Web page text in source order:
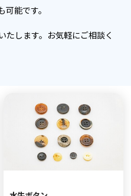
能です。
たします。お気軽にご相談く